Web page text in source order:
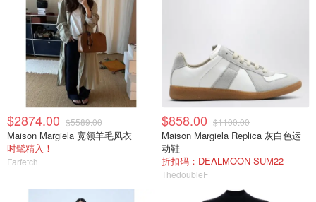
$2874.00 $5589.00
Maison Margiela 宽领羊毛风衣
时髦精入！
Farfetch
$858.00 $1100.00
Maison Margiela Replica 灰白色运
动鞋
折扣码：DEALMOON-SUM22
ThedoubleF